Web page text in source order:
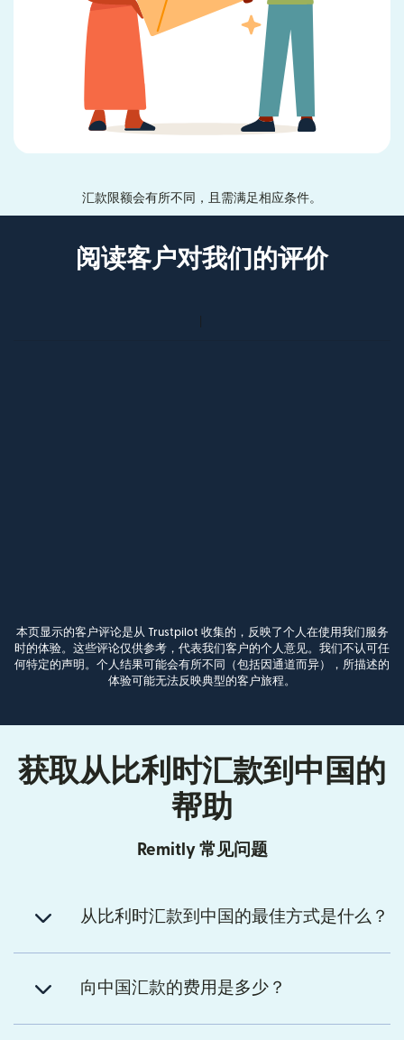
汇款限额会有所不同，且需满足相应条件。
阅读客户对我们的评价
本页显示的客户评论是从 Trustpilot 收集的，反映了个人在使用我们服务
时的体验。这些评论仅供参考，代表我们客户的个人意见。我们不认可任
何特定的声明。个人结果可能会有所不同（包括因通道而异），所描述的
体验可能无法反映典型的客户旅程。
获取从比利时汇款到中国的
帮助
Remitly 常见问题
从比利时汇款到中国的最佳方式是什么？
向中国汇款的费用是多少？